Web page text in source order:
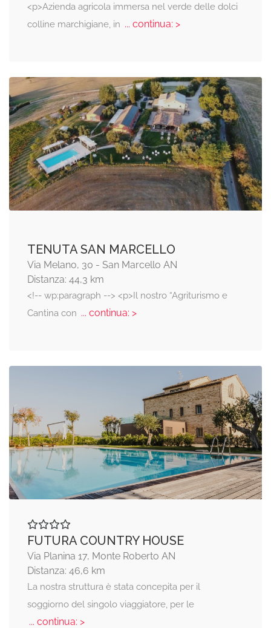
<p>Azienda agricola immersa nel verde delle dolci
colline marchigiane, in ... continua: >
TENUTA SAN MARCELLO
Via Melano, 30 - San Marcello AN
Distanza: 44,3 km
<!-- wp:paragraph --> <p>Il nostro “Agriturismo e
Cantina con ... continua: >
FUTURA COUNTRY HOUSE
Via Planina 17, Monte Roberto AN
Distanza: 46,6 km
La nostra struttura è stata concepita per il
soggiorno del singolo viaggiatore, per le
... continua: >